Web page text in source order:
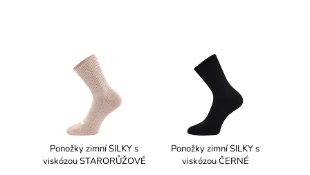
Ponožky zimní SILKY s
viskózou STARORŮŽOVÉ
Ponožky zimní SILKY s
viskózou ČERNÉ